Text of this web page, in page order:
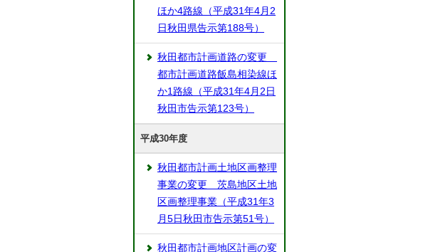
ほか4路線（平成31年4月2
日秋田県告示第188号）
秋田都市計画道路の変更
都市計画道路飯島相染線ほ
か1路線（平成31年4月2日
秋田市告示第123号）
平成30年度
秋田都市計画土地区画整理
事業の変更 茨島地区土地
区画整理事業（平成31年3
月5日秋田市告示第51号）
秋田都市計画地区計画の変